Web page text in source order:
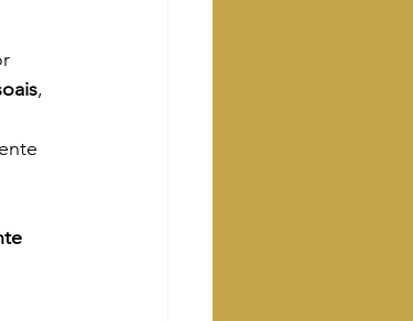
,